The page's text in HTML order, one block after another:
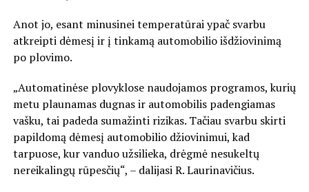
Anot jo, esant minusinei temperatūrai ypač svarbu
atkreipti dėmesį ir į tinkamą automobilio išdžiovinimą
po plovimo.
„Automatinėse plovyklose naudojamos programos, kurių
metu plaunamas dugnas ir automobilis padengiamas
vašku, tai padeda sumažinti rizikas. Tačiau svarbu skirti
papildomą dėmesį automobilio džiovinimui, kad
tarpuose, kur vanduo užsilieka, drėgmė nesukeltų
nereikalingų rūpesčių“, – dalijasi R. Laurinavičius.